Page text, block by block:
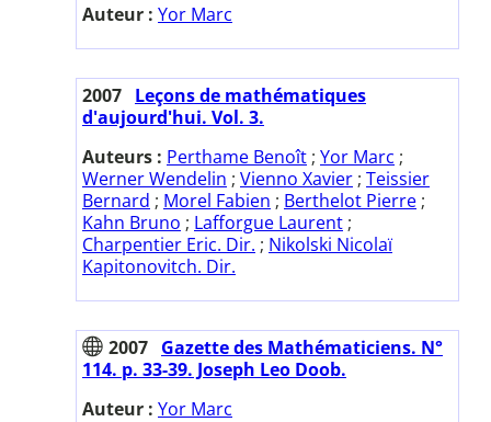
Auteur : Yor Marc
2007 Leçons de mathématiques
d'aujourd'hui. Vol. 3.
Auteurs : Perthame Benoît ; Yor Marc ;
Werner Wendelin ; Vienno Xavier ; Teissier
Bernard ; Morel Fabien ; Berthelot Pierre ;
Kahn Bruno ; Lafforgue Laurent ;
Charpentier Eric. Dir. ; Nikolski Nicolaï
Kapitonovitch. Dir.
2007 Gazette des Mathématiciens. N°
114. p. 33-39. Joseph Leo Doob.
Auteur : Yor Marc